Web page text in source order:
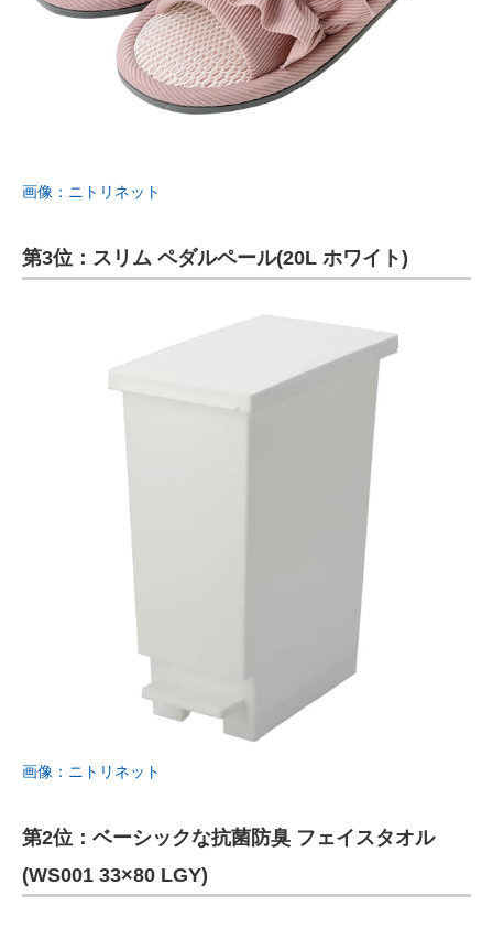
画像：ニトリネット
第3位：スリム ペダルペール(20L ホワイト)
画像：ニトリネット
第2位：ベーシックな抗菌防臭 フェイスタオル
(WS001 33×80 LGY)